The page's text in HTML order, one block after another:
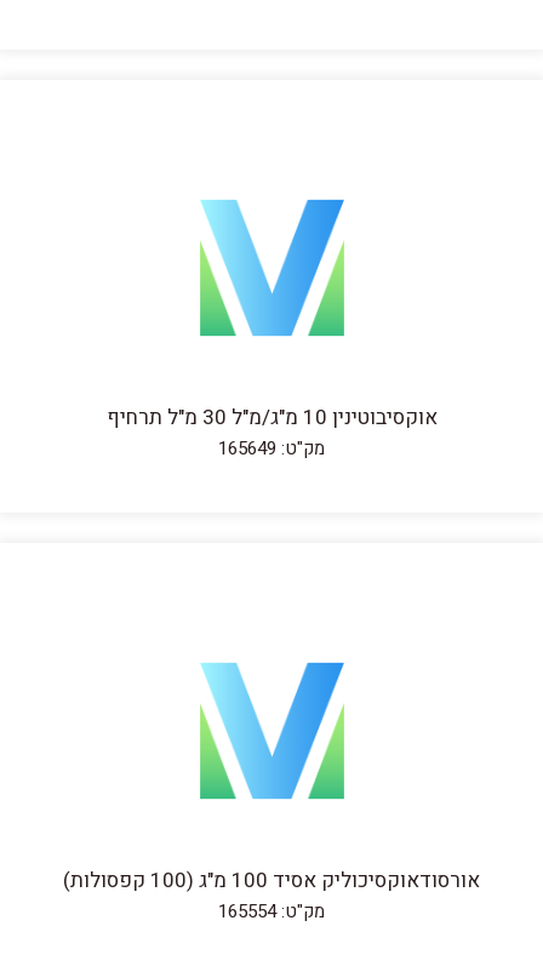
אוקסיבוטינין 10 מ"ג/מ"ל 30 מ"ל תרחיף
מק"ט: 165649
אורסודאוקסיכוליק אסיד 100 מ"ג (100 קפסולות)
מק"ט: 165554